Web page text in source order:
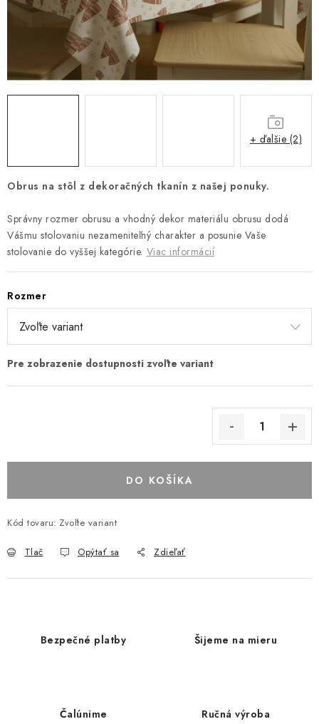
Platba a doprava
Reklamačný poriadok
Všeobecné obchodné podmienky
Ako využíváme cookies
Ochrana osobných údajov
Odstúpenie od zmluvy
Obrus na stôl z dekoračných tkanín z našej ponuky.
Správny rozmer obrusu a vhodný dekor materiálu obrusu dodá
Vášmu stolovaniu nezameniteľný charakter a posunie Vaše
stolovanie do vyššej kategórie. Viac informácií
Rozmer
DO KOŠÍKA
Kód tovaru: Zvoľte variant
Tlač Opýtať sa Zdieľať
+ ďalšie (2)
Bezpečné platby Šijeme na mieru
Čalúnime Ručná výroba